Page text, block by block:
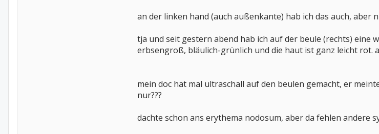
an der linken hand (auch außenkante) hab ich das auch, aber
tja und seit gestern abend hab ich auf der beule (rechts) eine
erbsengroß, bläulich-grünlich und die haut ist ganz leicht rot.
mein doc hat mal ultraschall auf den beulen gemacht, er
nur???
dachte schon ans erythema nodosum, aber da fehlen andere